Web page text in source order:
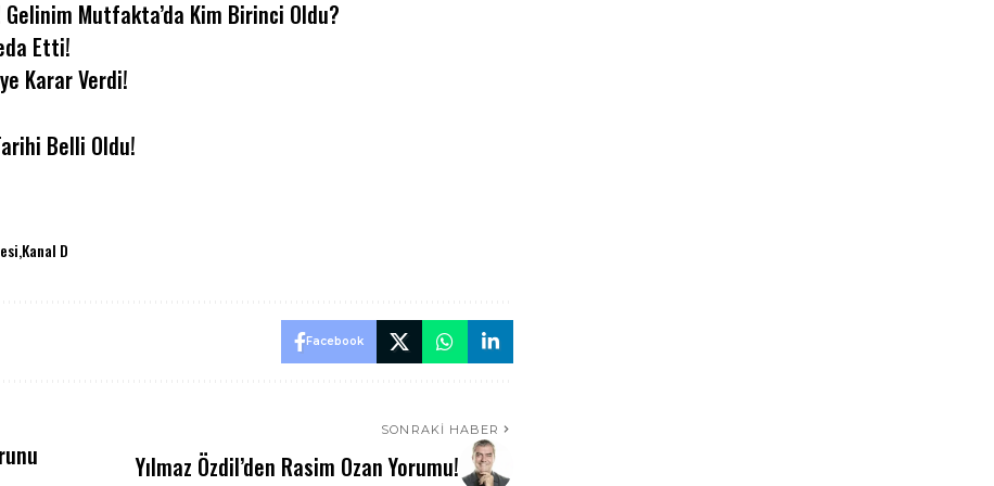
Mutfakta’da Kim Birinci Oldu?
Etti!
Karar Verdi!
Belli Oldu!
Kanal D
Facebook
SONRAKI HABER
Yılmaz Özdil’den Rasim Ozan Yorumu!